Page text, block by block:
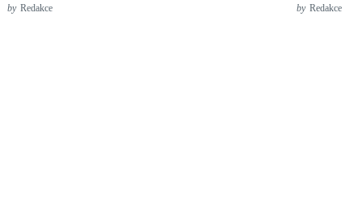
by Redakce by Redakce